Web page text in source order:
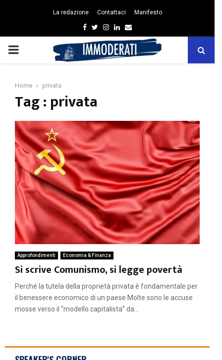
La redazione Contattaci Manifesto
Facebook
Twitter
Instagram
Linkedin
Email
PRIMARY
Home privata
Tag : privata
Approfondimenti Economia & Finanza
Si scrive Comunismo, si legge povertà
Perché la tutela della proprietà privata è fondamentale per
il benessere economico di un paese Molte sono le accuse
mosse verso il “modello capitalista” da...